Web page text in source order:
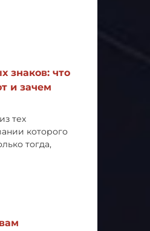
знаков: что
и зачем
тех
которого
тогда,